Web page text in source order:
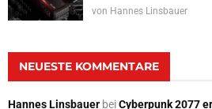
von Hannes Linsbauer
NEUESTE KOMMENTARE
Hannes Linsbauer beiCyberpunk 2077